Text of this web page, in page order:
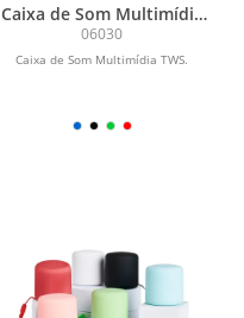
Caixa de Som Multimídia
TWS
06030
Caixa de Som Multimídia TWS.